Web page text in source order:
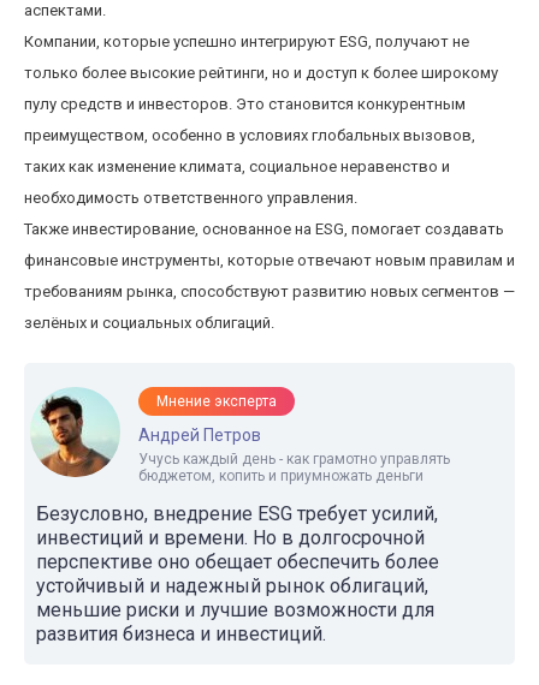
аспектами.
Компании, которые успешно интегрируют ESG, получают не
только более высокие рейтинги, но и доступ к более широкому
пулу средств и инвесторов. Это становится конкурентным
преимуществом, особенно в условиях глобальных вызовов,
таких как изменение климата, социальное неравенство и
необходимость ответственного управления.
Также инвестирование, основанное на ESG, помогает создавать
финансовые инструменты, которые отвечают новым правилам и
требованиям рынка, способствуют развитию новых сегментов —
зелёных и социальных облигаций.
Мнение эксперта
Андрей Петров
Учусь каждый день - как грамотно управлять
бюджетом, копить и приумножать деньги
Безусловно, внедрение ESG требует усилий,
инвестиций и времени. Но в долгосрочной
перспективе оно обещает обеспечить более
устойчивый и надежный рынок облигаций,
меньшие риски и лучшие возможности для
развития бизнеса и инвестиций.